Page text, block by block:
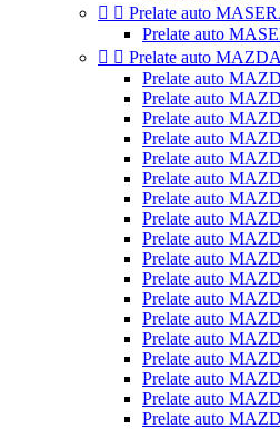
  Prelate auto
Prelate auto
  Prelate auto MAZDA
Prelate auto
Prelate auto
Prelate auto
Prelate auto
Prelate auto
Prelate auto
Prelate auto
Prelate auto
Prelate auto
Prelate auto
Prelate auto
Prelate auto
Prelate auto
Prelate auto
Prelate auto
Prelate auto
Prelate auto
Prelate auto